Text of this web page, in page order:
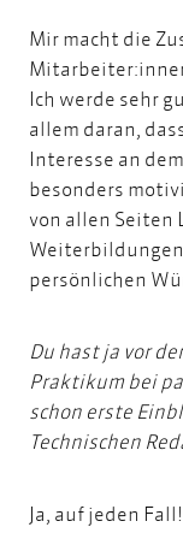
Mir macht die
Ich werde sehr
allem daran,
Interesse an
besonders
von allen Seiten
persönlichen
Du hast ja vor
Praktikum bei
schon erste
Technischen
Ja, auf jeden